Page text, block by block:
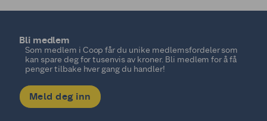
Bli medlem
Som medlem i Coop får du unike medlemsfordeler som
kan spare deg for tusenvis av kroner. Bli medlem for å få
penger tilbake hver gang du handler!
Meld deg inn